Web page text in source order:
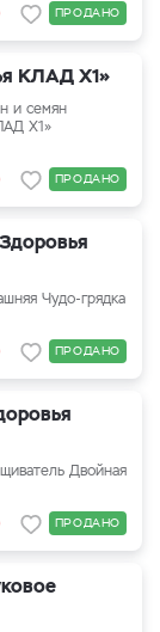
ПРОДАНО
КЛАД Х1»
и семян
Х1»
ПРОДАНО
Чудо-грядка
ПРОДАНО
Двойная
ПРОДАНО